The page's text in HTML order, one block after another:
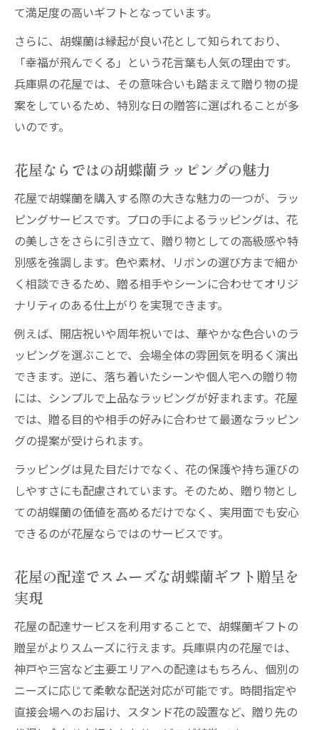
て満足度の高いギフトとなっています。
さらに、胡蝶蘭は縁起が良い花として知られており、
「幸福が飛んでくる」という花言葉も人気の理由です。
兵庫県の花屋では、その意味合いも踏まえて贈り物の提
案をしているため、特別な日の贈答に選ばれることが多
いのです。
花屋ならではの胡蝶蘭ラッピングの魅力
花屋で胡蝶蘭を購入する際の大きな魅力の一つが、ラッ
ピングサービスです。プロの手によるラッピングは、花
の美しさをさらに引き立て、贈り物としての高級感や特
別感を強調します。色や素材、リボンの選び方まで細か
く相談できるため、贈る相手やシーンに合わせてオリジ
ナリティのある仕上がりを実現できます。
例えば、開店祝いや周年祝いでは、華やかな色合いのラ
ッピングを選ぶことで、会場全体の雰囲気を明るく演出
できます。逆に、落ち着いたシーンや個人宅への贈り物
には、シンプルで上品なラッピングが好まれます。花屋
では、贈る目的や相手の好みに合わせて最適なラッピン
グの提案が受けられます。
ラッピングは見た目だけでなく、花の保護や持ち運びの
しやすさにも配慮されています。そのため、贈り物とし
ての胡蝶蘭の価値を高めるだけでなく、実用面でも安心
できるのが花屋ならではのサービスです。
花屋の配達でスムーズな胡蝶蘭ギフト贈呈を
実現
花屋の配達サービスを利用することで、胡蝶蘭ギフトの
贈呈がよりスムーズに行えます。兵庫県内の花屋では、
神戸や三宮など主要エリアへの配達はもちろん、個別の
ニーズに応じて柔軟な配送対応が可能です。時間指定や
直接会場へのお届け、スタンド花の設置など、贈り先の